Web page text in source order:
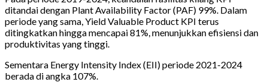
ditandai dengan Plant Availability Factor (PAF) 99%. Dalam
periode yang sama, Yield Valuable Product KPI terus
ditingkatkan hingga mencapai 81%, menunjukkan efisiensi dan
produktivitas yang tinggi.
Sementara Energy Intensity Index (EII) periode 2021-2024
berada di angka 107%.